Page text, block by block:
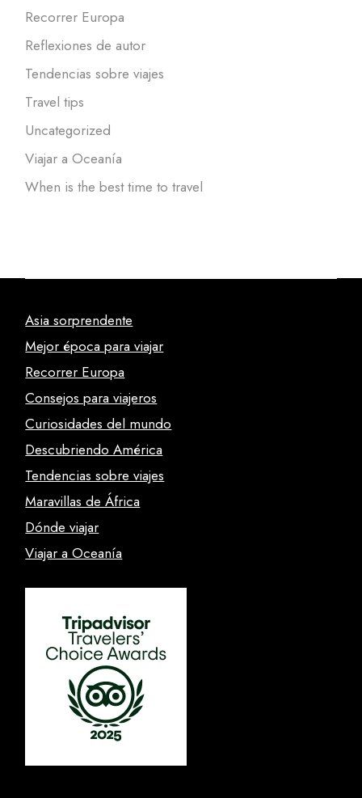
Recorrer Europa
Reflexiones de autor
Tendencias sobre viajes
Travel tips
Uncategorized
Viajar a Oceanía
When is the best time to travel
Asia sorprendente
Mejor época para viajar
Recorrer Europa
Consejos para viajeros
Curiosidades del mundo
Descubriendo América
Tendencias sobre viajes
Maravillas de África
Dónde viajar
Viajar a Oceanía